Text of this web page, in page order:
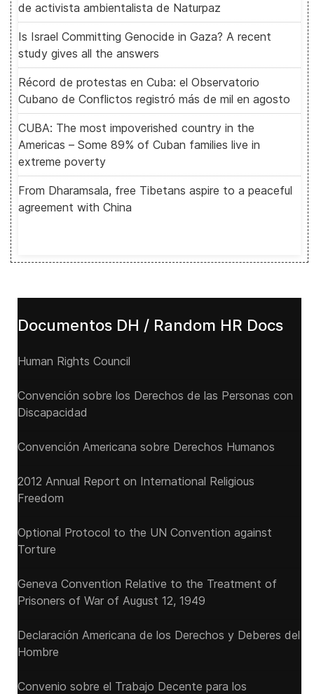
de activista ambientalista de Naturpaz
Is Israel Committing Genocide in Gaza? A recent
study gives all the answers
Récord de protestas en Cuba: el Observatorio
Cubano de Conflictos registró más de mil en agosto
CUBA: The most impoverished country in the
Americas – Some 89% of Cuban families live in
extreme poverty
From Dharamsala, free Tibetans aspire to a peaceful
agreement with China
Documentos DH / Random HR Docs
Human Rights Council
Convención sobre los Derechos de las Personas con
Discapacidad
Convención Americana sobre Derechos Humanos
2012 Annual Report on International Religious
Freedom
Optional Protocol to the UN Convention against
Torture
Geneva Convention Relative to the Treatment of
Prisoners of War of August 12, 1949
Declaración Americana de los Derechos y Deberes del
Hombre
Convenio sobre el Trabajo Decente para los